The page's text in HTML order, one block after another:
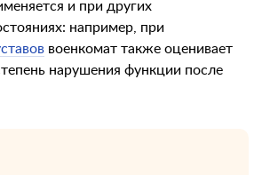
и при других
например, при
военкомат также оценивает
нарушения функции после